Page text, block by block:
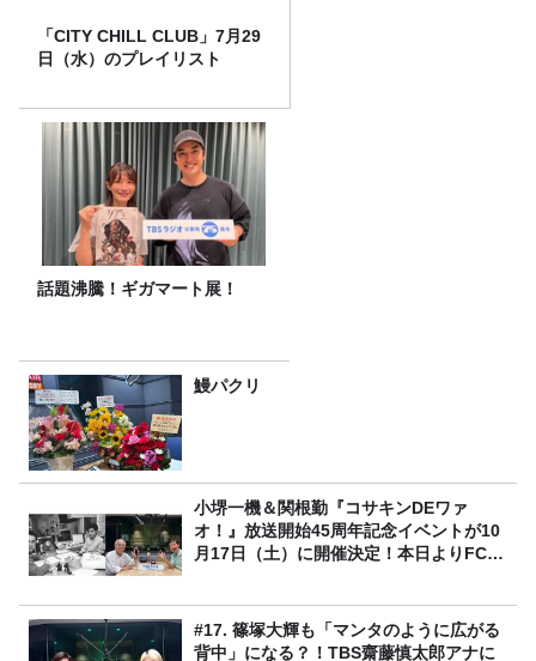
「CITY CHILL CLUB」7月29
日（水）のプレイリスト
話題沸騰！ギガマート展！
鰻パクリ
小堺一機＆関根勤『コサキンDEワァ
オ！』放送開始45周年記念イベントが10
月17日（土）に開催決定！本日よりFC先
#17. 篠塚大輝も「マンタのように広がる
背中」になる？！TBS齋藤慎太郎アナに